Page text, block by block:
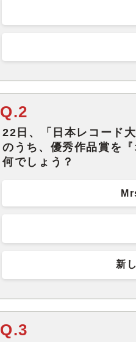
Q.2
22日、「日本レコード
のうち、優秀作品賞を
何でしょう？
新
Q.3